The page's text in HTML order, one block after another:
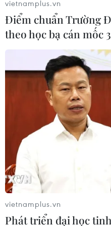
Giới phân tích cảnh
tế của cuộc chiến ở
14/04/2018 23:00
Theo các nhà phân tích,
Mỹ-Anh-Pháp nhằm vào
những hậu quả kinh tế
trường hàng hóa trên thế
vietnamplus.vn
Điểm chuẩn Trường
theo học bạ cán mốc
vietnamplus.vn
Phát triển đại học